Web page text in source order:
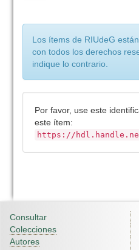
Los ítems de RIUdeG
con todos los derechos
indique lo contrario.
Por favor, use este
este ítem:
https://
Consultar
Colecciones
Autores